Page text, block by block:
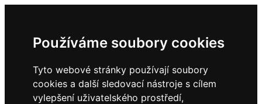
Používáme soubory cookies
Tyto webové stránky používají soubory
cookies a další sledovací nástroje s cílem
vylepšení uživatelského prostředí,